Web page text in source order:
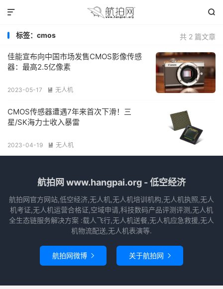


共 2 篇文章
标签：cmos
佳能宣布向中国市场发售CMOS影像传感
器：最高2.5亿像素
2023-05-17  无人机
CMOS传感器遭遇7年来首次下滑！三
星/SK海力士收入暴雷
2023-04-19  无人机
航拍网 www.hangpai.org - 低空经济
航拍网官方网站,低空经济,无人机,无人机培训机构,无人机执照,无人
机考证,无人机运营合格证,空域申请,科技数码产品评测评测,无人机
全生态链服务解决方案 :载人飞行,无人机送餐,无人机应急救援,无人
机物流配送,无人机表演等.
航拍网微博  关于航拍网 